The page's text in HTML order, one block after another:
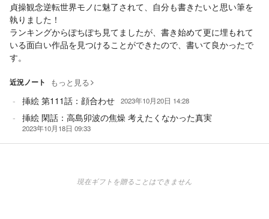
貞操観念逆転世界モノに魅了されて、自分も書きたいと思い筆を
執りました！
ランキングからぽちぽち見てましたが、書き始めて更に埋もれて
いる面白い作品を見つけることができたので、書いて良かったで
す。
近況ノート もっと見る
挿絵 第111話：顔合わせ 2023年10月20日 14:28
挿絵 閑話：高島卯波の焦燥 考えたくなかった真実
2023年10月18日 09:33
現在ギフトを贈ることはできません